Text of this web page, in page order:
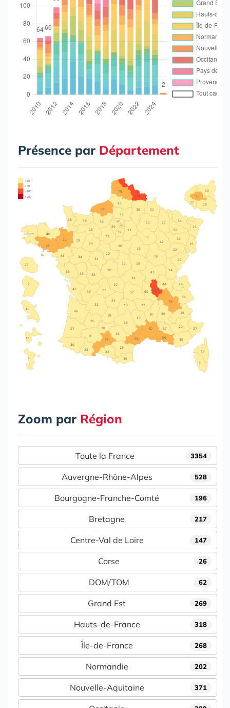
Présence par Département
12
11
7
27
5
55
31
26
39
27
30
28
32
13
23
20
34
29
28
26
37
24
19
22
43
18 7
48 35
38
18
63 35
139
22
79
43
31
30
22
12
41
22 34
23
15
39
44 34
19
24
36
40
44
70
63
39
43
24
10
32
46
27
25
30
36 36
23
22
28
36
57
67
9
58
18
10
22
26
28
18
44
24
30
18
39
79
50
22
37
107
34
44
20
19
27
56 35
37
9
17
< 50
> 50
> 100
> 200
Zoom par Région
Toute la France 3354
Auvergne-Rhône-Alpes 528
Bourgogne-Franche-Comté 196
Bretagne 217
Centre-Val de Loire 147
Corse 26
DOM/TOM 62
Grand Est 269
Hauts-de-France 318
Île-de-France 268
Normandie 202
Nouvelle-Aquitaine 371